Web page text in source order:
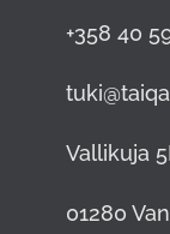
+358 40
Vallikuja
01280